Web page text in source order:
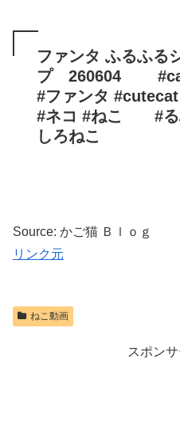
ファンタ ふるふる
プ 260604 #cat
#ファンタ
#ネコ #ねこ #る
しろねこ
Source: かご猫 Ｂｌｏｇ
リンク元
ねこ動画
スポン